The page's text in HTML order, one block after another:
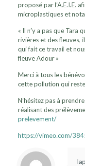
proposé par l’A.E.I.E.
microplastiques et
« Il n’y a pas que Tara
rivières et des fleuves,
qui fait ce travail et
fleuve Adour »
Merci à tous les
cette pollution qui
N’hésitez pas à
réalisant des
prelevement/
https://vimeo.com/